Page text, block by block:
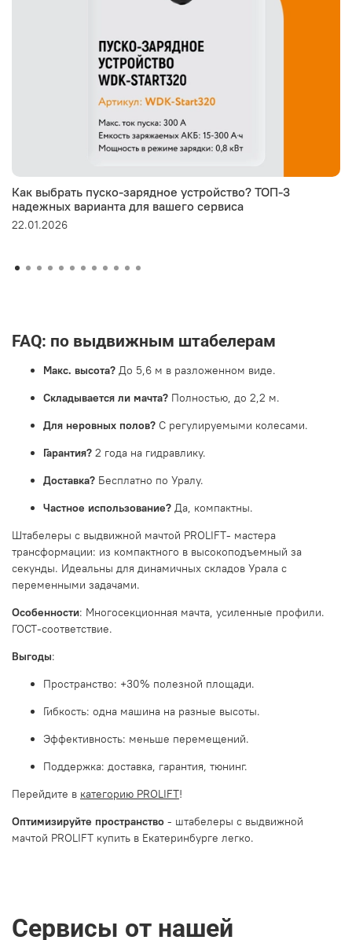
Как выбрать пуско-зарядное устройство? ТОП-3
надежных варианта для вашего сервиса
22.01.2026
FAQ: по выдвижным штабелерам
Макс. высота? До 5,6 м в разложенном виде.
Складывается ли мачта? Полностью, до 2,2 м.
Для неровных полов? С регулируемыми колесами.
Гарантия? 2 года на гидравлику.
Доставка? Бесплатно по Уралу.
Частное использование? Да, компактны.
Штабелеры с выдвижной мачтой PROLIFT- мастера
трансформации: из компактного в высокоподъемный за
секунды. Идеальны для динамичных складов Урала с
переменными задачами.
Особенности: Многосекционная мачта, усиленные профили.
ГОСТ-соответствие.
Выгоды:
Пространство: +30% полезной площади.
Гибкость: одна машина на разные высоты.
Эффективность: меньше перемещений.
Поддержка: доставка, гарантия, тюнинг.
Перейдите в категорию PROLIFT!
Оптимизируйте пространство - штабелеры с выдвижной
мачтой PROLIFT купить в Екатеринбурге легко.
Сервисы от нашей